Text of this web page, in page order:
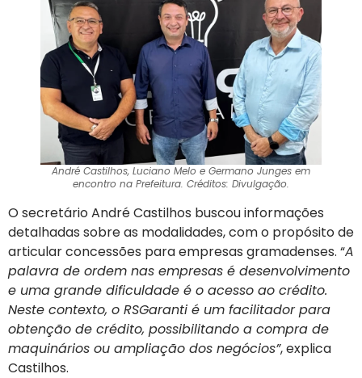
André Castilhos, Luciano Melo e Germano Junges em
encontro na Prefeitura. Créditos: Divulgação.
O secretário André Castilhos buscou informações
detalhadas sobre as modalidades, com o propósito de
articular concessões para empresas gramadenses. “A
palavra de ordem nas empresas é desenvolvimento
e uma grande dificuldade é o acesso ao crédito.
Neste contexto, o RSGaranti é um facilitador para
obtenção de crédito, possibilitando a compra de
maquinários ou ampliação dos negócios”, explica
Castilhos.